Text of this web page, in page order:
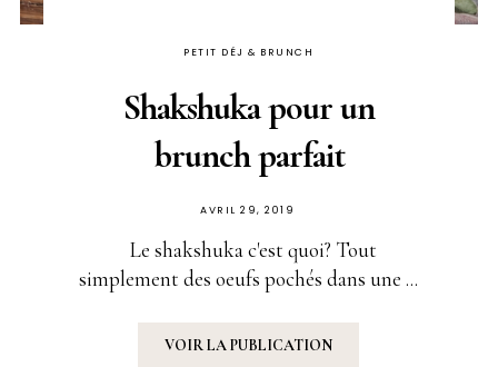
PETIT DÉJ & BRUNCH
Shakshuka pour un
brunch parfait
PUBLIÉ
SUR
AVRIL 29, 2019
Le shakshuka c'est quoi? Tout
simplement des oeufs pochés dans une ...
VOIR LA PUBLICATION